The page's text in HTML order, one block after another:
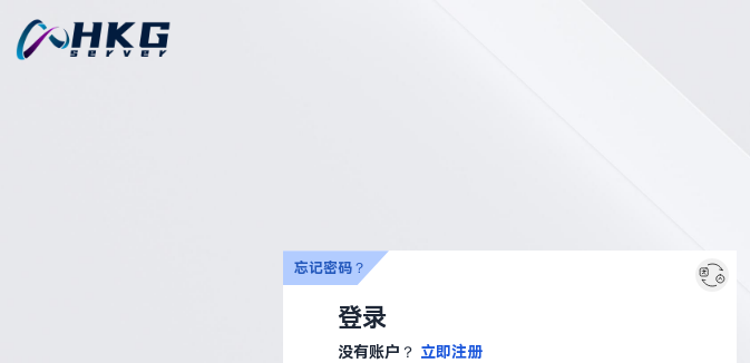
登录
没有账户？ 立即注册
忘记密码？